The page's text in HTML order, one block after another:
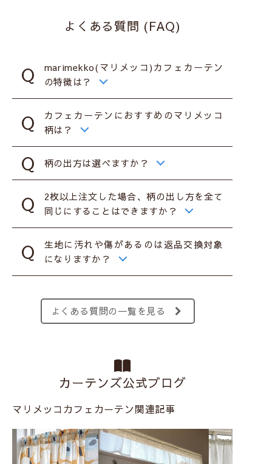
よくある質問 (FAQ)
marimekko(マリメッコ)カフェカーテン
の特徴は？
カフェカーテンにおすすめのマリメッコ
柄は？
柄の出方は選べますか？
2枚以上注文した場合、柄の出し方を全て
同じにすることはできますか？
生地に汚れや傷があるのは返品交換対象
になりますか？
よくある質問の一覧を見る
カーテンズ公式ブログ
マリメッコカフェカーテン関連記事